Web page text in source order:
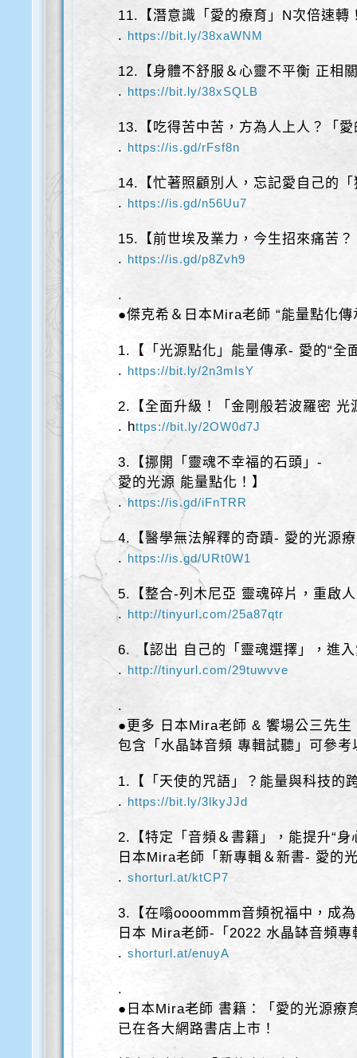
11.【潛意識「愛的療育」N次倍速轉
. https://bit.ly/38xaWNM
12.【身體不舒服＆心靈不平衡 正相
. https://bit.ly/38xSQLB
13.【吃得苦中苦，方為人上人？「
. https://is.gd/rFsf8n
14.【忙著照顧別人，忘記愛自己的
. https://is.gd/n56Uu7
15.【前世埃及業力，今生招來痛苦
. https://is.gd/p8Zvh9
.
●傑克希＆日本Mira老師 “能量點化傳
1.【「光源點化」能量傳承- 愛的“全
. https://bit.ly/2n3mIsY
2.【全面升級！「金剛般若波羅密 光
. https://bit.ly/2OW0d7J
3.【挪開「靈魂不幸福的石頭」-
愛的光源 能量點化！】
.https://is.gd/iFnTRR
4.【醫學無法解釋的奇蹟- 愛的光源
. https://is.gd/URt0W1
5.【整合-列木尼亞 靈魂碎片，重啟
. http://tinyurl.com/25a87qtr
6. 【認出 自己的「靈魂選擇」，進
. http://tinyurl.com/29tuwvve
.
●更多 日本Mira老師 & 饗場公三先⽣
包含「水晶缽音頻 專輯試聽」可參考
1.【「天使的咒語」？能量與科技的
. https://bit.ly/3lkyJJd
2.【特定「音頻＆書籍」，能提升“身
日本Mira老師「新專輯＆新書- 愛的
.shorturl.at/ktCP7
3.【在嗡oooommm音頻祝福中，成
日本 Mira老師-「2022 水晶缽音頻專
.shorturl.at/enuyA
.
●日本Mira老師 書籍：「愛的光源療
已在各大網路書店上市！